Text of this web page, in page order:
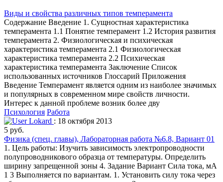
Виды и свойства различных типов темперамента
Содержание Введение 1. Сущностная характеристика
темперамента 1.1 Понятие темперамент 1.2 История развития
темперамента 2. Физиологическая и психическая
характеристика темперамента 2.1 Физиологическая
характеристика темперамента 2.2 Психическая
характеристика темперамента Заключение Список
использованных источников Глоссарий Приложения
Введение Темперамент является одним из наиболее значимых
и популярных в современном мире свойств личности.
Интерес к данной проблеме возник более дву
Психология Работа
Lokard : 18 октября 2013
5 руб.
Физика (спец. главы), Лабораторная работа №6.8, Вариант 01
1. Цель работы: Изучить зависимость электропроводности
полупроводникового образца от температуры. Определить
ширину запрещенной зоны 4. Задание Вариант Сила тока, мА
1 3 Выполняется по вариантам. 1. Установить силу тока через